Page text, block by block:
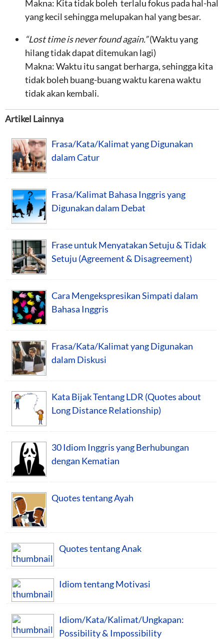
Makna: Kita tidak boleh terlalu fokus pada hal-hal
yang kecil sehingga melupakan hal yang besar.
“Lost time is never found again.”(Waktu yang
hilang tidak dapat ditemukan lagi)
Makna: Waktu itu sangat berharga, sehingga kita
tidak boleh buang-buang waktu karena waktu
tidak akan kembali.
Artikel Lainnya
Frasa/Kata/Kalimat yang Digunakan
dalam Catur
Frasa/Kalimat Bahasa Inggris yang
Digunakan dalam Debat
Frase untuk Menyatakan Setuju & Tidak
Setuju (Agreement & Disagreement)
Cara Mengekspresikan Simpati dalam
Bahasa Inggris
Frasa/Kata/Kalimat yang Digunakan
dalam Diskusi
Kata Bijak Tentang LDR (Quotes about
Long Distance Relationship)
30 Idiom Inggris yang Berhubungan
dengan Kematian
Quotes tentang Ayah
Quotes tentang Anak
Idiom tentang Motivasi
Idiom/Kata/Kalimat/Ungkapan:
Possibility & Impossibility